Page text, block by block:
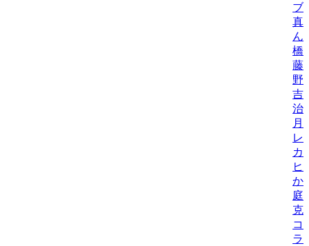
ブ
真
ん
橋
藤
野
吉
治/
月
レ
カ
ヒ
か
庭/
克
コ
ラ